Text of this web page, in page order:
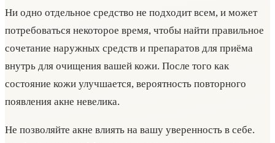
Ни одно отдельное средство не подходит всем, и может
потребоваться некоторое время, чтобы найти правильное
сочетание наружных средств и препаратов для приёма
внутрь для очищения вашей кожи. После того как
состояние кожи улучшается, вероятность повторного
появления акне невелика.
Не позволяйте акне влиять на вашу уверенность в себе.